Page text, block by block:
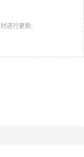
进行更新;